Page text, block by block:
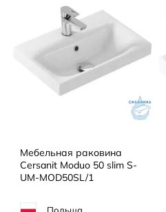
Мебельная раковина
Cersanit Moduo 50 slim S-
UM-MOD50SL/1
Польша